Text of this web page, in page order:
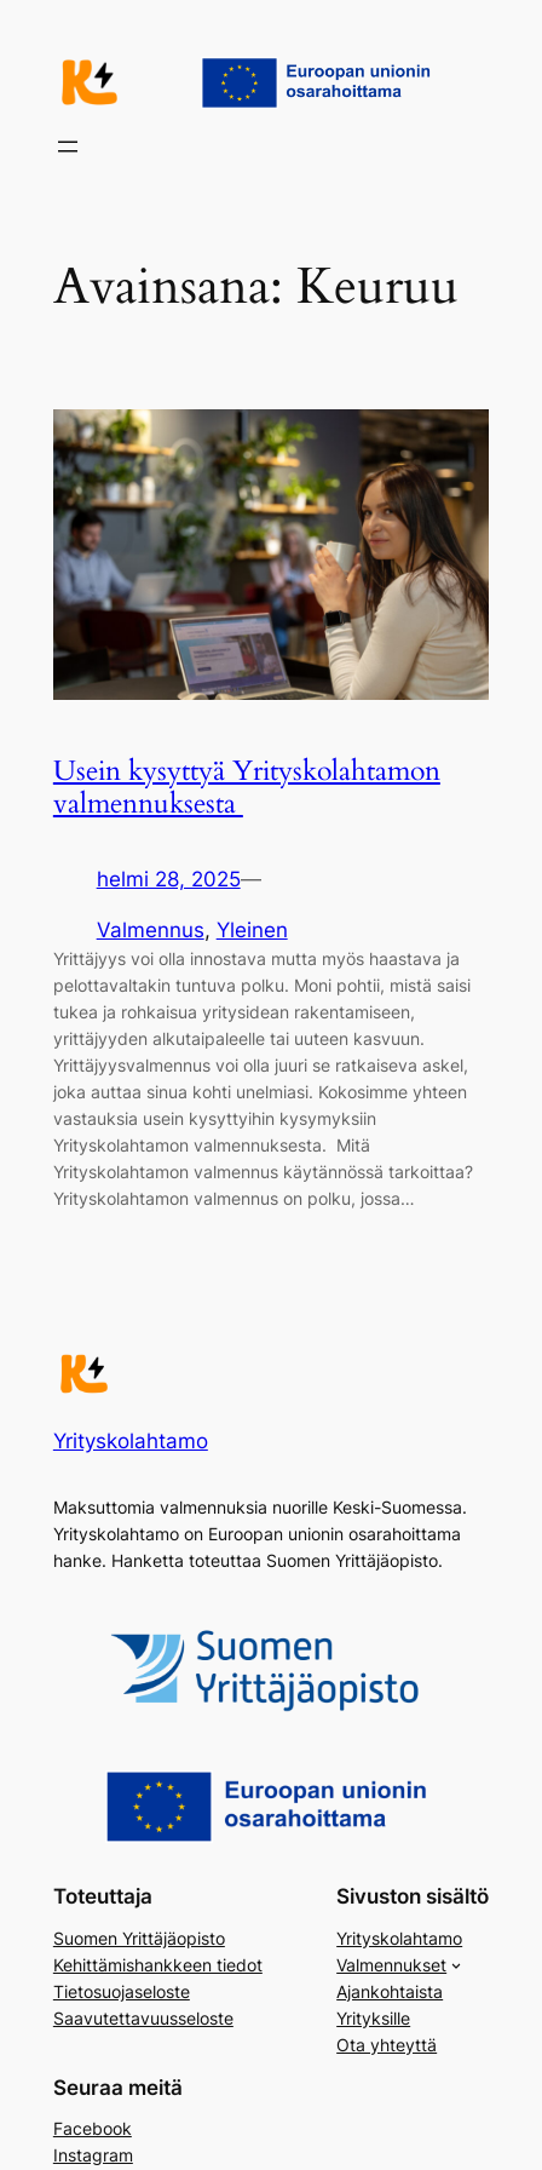
sisältöön
Avainsana: Keuruu
Usein kysyttyä Yrityskolahtamon
valmennuksesta
helmi 28, 2025—
Valmennus, Yleinen
Yrittäjyys voi olla innostava mutta myös haastava ja
pelottavaltakin tuntuva polku. Moni pohtii, mistä saisi
tukea ja rohkaisua yritysidean rakentamiseen,
yrittäjyyden alkutaipaleelle tai uuteen kasvuun.
Yrittäjyysvalmennus voi olla juuri se ratkaiseva askel,
joka auttaa sinua kohti unelmiasi. Kokosimme yhteen
vastauksia usein kysyttyihin kysymyksiin
Yrityskolahtamon valmennuksesta. Mitä
Yrityskolahtamon valmennus käytännössä tarkoittaa?
Yrityskolahtamon valmennus on polku, jossa…
Yrityskolahtamo
Maksuttomia valmennuksia nuorille Keski-Suomessa.
Yrityskolahtamo on Euroopan unionin osarahoittama
hanke. Hanketta toteuttaa Suomen Yrittäjäopisto.
Toteuttaja
Suomen Yrittäjäopisto
Kehittämishankkeen tiedot
Tietosuojaseloste
Saavutettavuusseloste
Sivuston sisältö
Yrityskolahtamo
Valmennukset
Ajankohtaista
Yrityksille
Ota yhteyttä
Seuraa meitä
Facebook
Instagram